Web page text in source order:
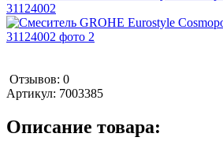
Отзывов: 0
Артикул: 7003385
Описание товара: